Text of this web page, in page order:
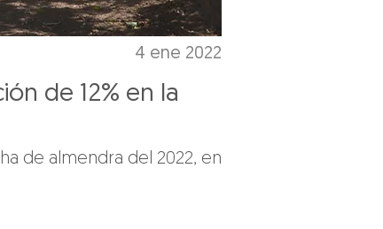
4 ene 2022
de 12% en la
de almendra del 2022, en